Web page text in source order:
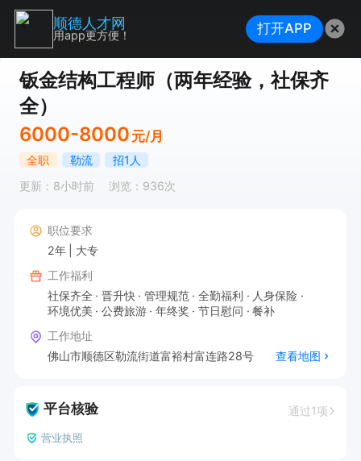
钣金结构工程师（两年经验，社保齐
全）
6000-8000 元/月
全职 勒流
招1人
更新：8小时前
浏览：936次
职位要求
2年
大专
工作福利
社保齐全
晋升快 管理规范 全勤福利
人身保险
环境优美
公费旅游 年终奖 节日慰问
餐补
工作地址
佛山市顺德区勒流街道富裕村富连路28号
查看地图
平台核验 通过1项
营业执照
顺德人才网
用app更方便！ 打开APP